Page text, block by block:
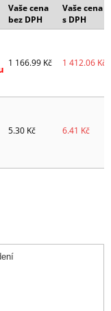
Vaše cena
bez DPH
Vaše cena
s DPH
1 166.99 Kč 1 412.06 Kč
5.30 Kč 6.41 Kč